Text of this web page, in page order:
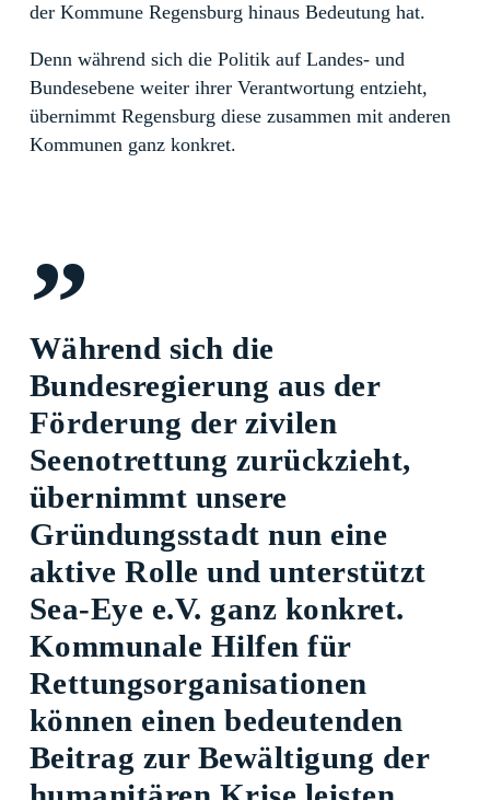
der Kommune Regensburg hinaus Bedeutung hat.
Denn während sich die Politik auf Landes- und
Bundesebene weiter ihrer Verantwortung entzieht,
übernimmt Regensburg diese zusammen mit anderen
Kommunen ganz konkret.
”
Während sich die
Bundesregierung aus der
Förderung der zivilen
Seenotrettung zurückzieht,
übernimmt unsere
Gründungsstadt nun eine
aktive Rolle und unterstützt
Sea-Eye e.V. ganz konkret.
Kommunale Hilfen für
Rettungsorganisationen
können einen bedeutenden
Beitrag zur Bewältigung der